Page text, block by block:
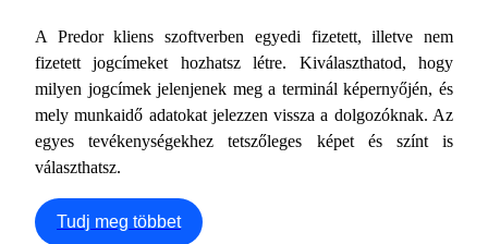
A Predor kliens szoftverben egyedi fizetett, illetve nem
fizetett jogcímeket hozhatsz létre. Kiválaszthatod, hogy
milyen jogcímek jelenjenek meg a terminál képernyőjén, és
mely munkaidő adatokat jelezzen vissza a dolgozóknak. Az
egyes tevékenységekhez tetszőleges képet és színt is
választhatsz.
Tudj meg többet